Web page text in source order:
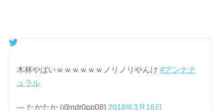
木林やばいｗｗｗｗｗｗノリノリやんけ#アンナチ
ュラル
— たかたか (@ndr0pp08)2018年3月16日